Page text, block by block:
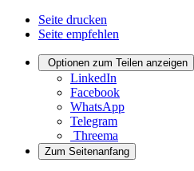
Seite drucken
Seite empfehlen
Optionen zum Teilen anzeigen
LinkedIn
Facebook
WhatsApp
Telegram
Threema
Zum Seitenanfang